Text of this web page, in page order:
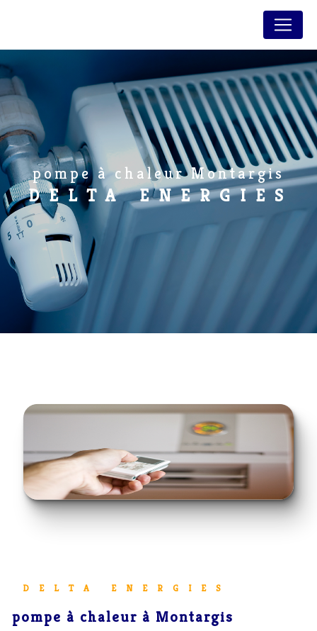
pompe à chaleur Montargis
DELTA ENERGIES
DELTA ENERGIES
pompe à chaleur à Montargis